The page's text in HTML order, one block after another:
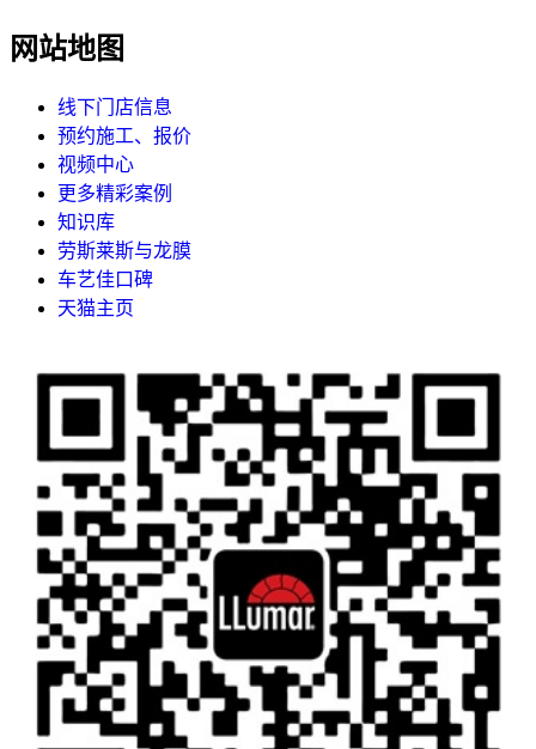
网站地图
线下门店信息
预约施工、报价
视频中心
更多精彩案例
知识库
劳斯莱斯与龙膜
车艺佳口碑
天猫主页